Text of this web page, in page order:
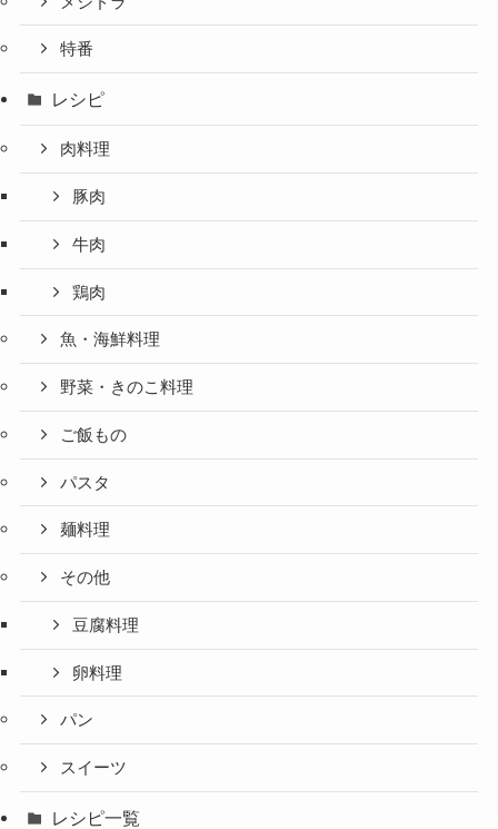
特番
レシピ
肉料理
豚肉
牛肉
鶏肉
魚・海鮮料理
野菜・きのこ料理
ご飯もの
パスタ
麺料理
その他
豆腐料理
卵料理
パン
スイーツ
レシピ一覧